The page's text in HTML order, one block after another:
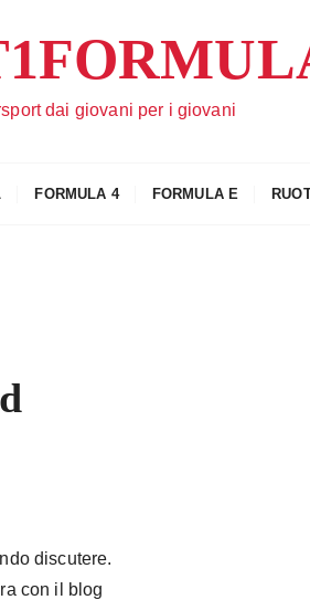
dai giovani per i giovani
FORMULA 4 FORMULA E
discutere.
con il blog